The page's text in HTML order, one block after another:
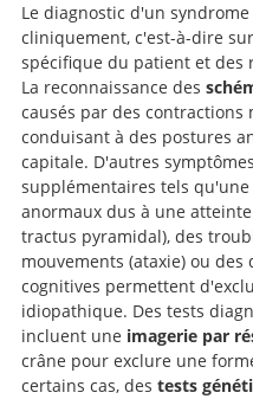
Le diagnostic d'un
cliniquement, c'est-à-dire
spécifique du patient et des
La reconnaissance des
causés par des
conduisant à des postures
capitale. D'autres
supplémentaires tels qu'une
anormaux dus à une
tractus pyramidal), des
mouvements (ataxie) ou
cognitives permettent
idiopathique. Des tests
incluent une imagerie par
crâne pour exclure une
certains cas, des tests